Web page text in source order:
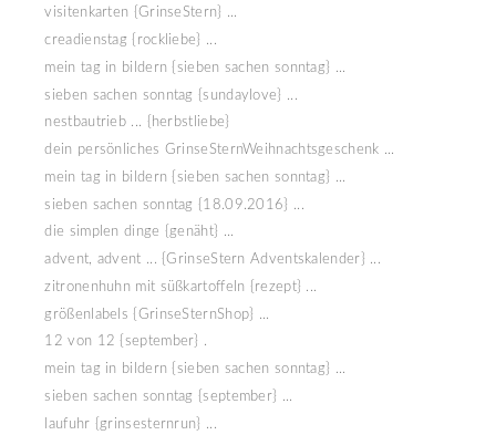
visitenkarten {GrinseStern} ...
creadienstag {rockliebe} ...
mein tag in bildern {sieben sachen sonntag} ...
sieben sachen sonntag {sundaylove} ...
nestbautrieb ... {herbstliebe}
dein persönliches GrinseSternWeihnachtsgeschenk ...
mein tag in bildern {sieben sachen sonntag} ...
sieben sachen sonntag {18.09.2016} ...
die simplen dinge {genäht} ...
advent, advent ... {GrinseStern Adventskalender} ...
zitronenhuhn mit süßkartoffeln {rezept} ...
größenlabels {GrinseSternShop} ...
12 von 12 {september} .
mein tag in bildern {sieben sachen sonntag} ...
sieben sachen sonntag {september} ...
laufuhr {grinsesternrun} ...